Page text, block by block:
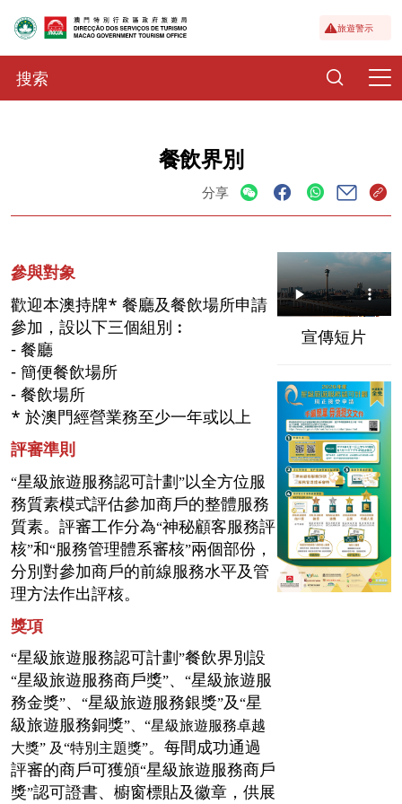
旅遊警示
餐飲界別
分享
參與對象
歡迎本澳持牌* 餐廳及餐飲場所申請
參加，設以下三個組別︰
- 餐廳
- 簡便餐飲場所
- 餐飲場所
* 於澳門經營業務至少一年或以上
評審準則
“星級旅遊服務認可計劃”以全方位服
務質素模式評估參加商戶的整體服務
質素。評審工作分為“神秘顧客服務評
核”和“服務管理體系審核”兩個部份，
分別對參加商戶的前線服務水平及管
理方法作出評核。
獎項
“星級旅遊服務認可計劃”餐飲界別設
“星級旅遊服務商戶獎”、 “星級旅遊服
務金獎”、 “星級旅遊服務銀獎”及“星
級旅遊服務銅獎” “星級旅遊服務卓越
大獎” 及“特別主題獎”。每間成功通過
評審的商戶可獲頒“星級旅遊服務商戶
獎”認可證書、櫥窗標貼及徽章，供展
宣傳短片